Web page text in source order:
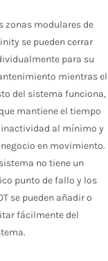
zonas modulares de
se pueden cerrar
para su
mientras el
del sistema funciona,
mantiene el tiempo
inactividad al mínimo y
en movimiento.
no tiene un
punto de fallo y los
se pueden añadir o
fácilmente del